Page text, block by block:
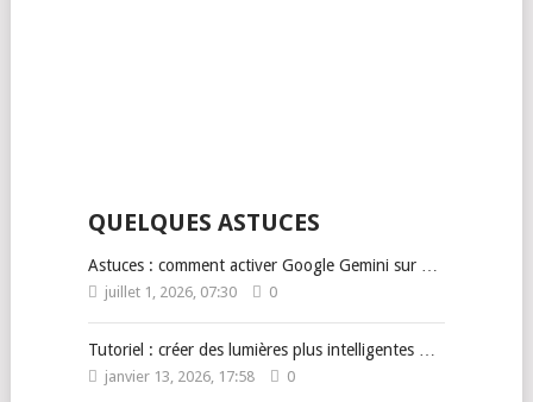
QUELQUES ASTUCES
Astuces : comment activer Google Gemini sur …
juillet 1, 2026, 07:30 0
Tutoriel : créer des lumières plus intelligentes …
janvier 13, 2026, 17:58 0